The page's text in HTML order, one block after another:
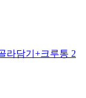
라담기+크루통 2